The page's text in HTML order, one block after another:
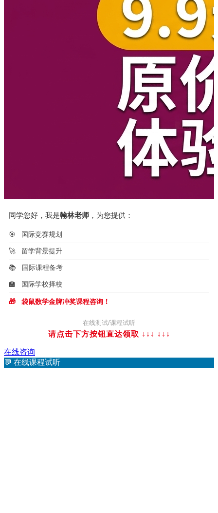
同学您好，我是翰林老师 ，为您提供：
🎯 国际竞赛规划
🚀 留学背景提升
📚 国际课程备考
🏫 国际学校择校
🎁 袋鼠数学金牌冲奖课程咨询！
在线测试/课程试听
请点击下方按钮直达领取 ↓↓↓ ↓↓↓
在线咨询
💬 在线课程试听